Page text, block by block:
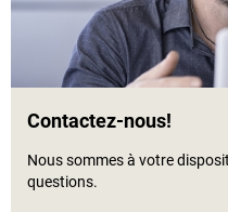
Contactez-nous!
Nous sommes à votre
questions.